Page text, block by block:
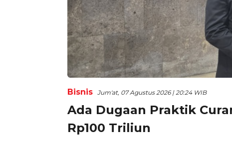
Bisnis Jum'at, 07 Agustus 2026 | 20:24 WIB
Ada Dugaan Praktik
Rp100 Triliun